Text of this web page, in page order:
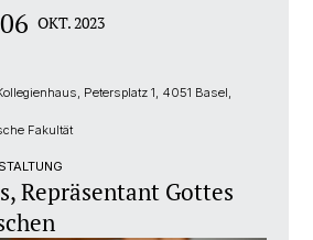
06 OKT. 2023
Petersplatz 1, 4051 Basel,
Fakultät
Repräsentant Gottes